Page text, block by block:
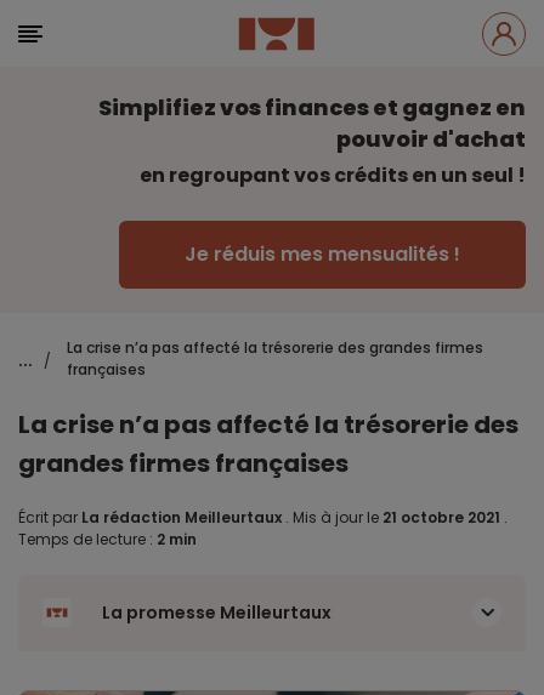
Simplifiez vos finances et gagnez en
pouvoir d'achat
en regroupant vos crédits en un seul !
Je réduis mes mensualités !
... /
La crise n’a pas affecté la trésorerie des grandes firmes
françaises
La crise n’a pas affecté la trésorerie des
grandes firmes françaises
Écrit par La rédaction Meilleurtaux . Mis à jour le 21 octobre 2021 .
Temps de lecture : 2 min
La promesse Meilleurtaux